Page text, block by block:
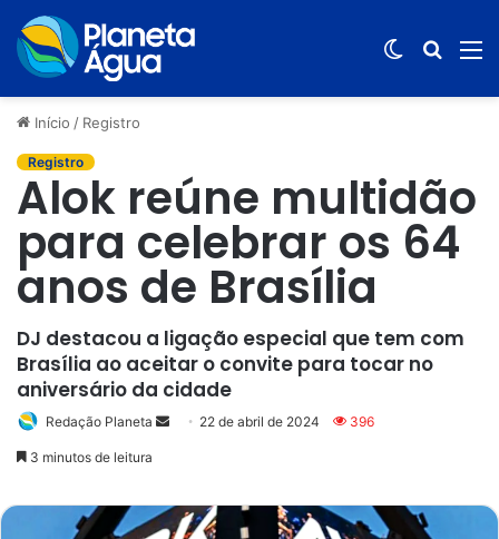
Switch
Início / Registro
Registro
Alok reúne multidão
para celebrar os 64
anos de Brasília
DJ destacou a ligação especial que tem com
Brasília ao aceitar o convite para tocar no
aniversário da cidade
Redação Planeta
Mande
mail
22 de abril de 2024 396
3 minutos de leitura